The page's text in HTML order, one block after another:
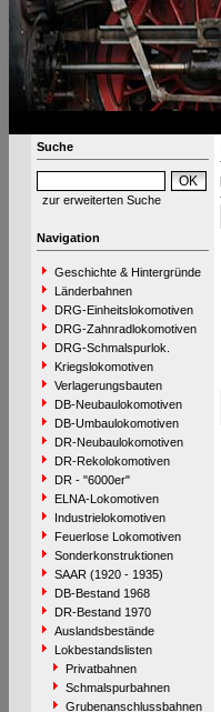
Suche
zur erweiterten Suche
Navigation
Geschichte & Hintergründe
Länderbahnen
DRG-Einheitslokomotiven
DRG-Zahnradlokomotiven
DRG-Schmalspurlok.
Kriegslokomotiven
Verlagerungsbauten
DB-Neubaulokomotiven
DB-Umbaulokomotiven
DR-Neubaulokomotiven
DR-Rekolokomotiven
DR - "6000er"
ELNA-Lokomotiven
Industrielokomotiven
Feuerlose Lokomotiven
Sonderkonstruktionen
SAAR (1920 - 1935)
DB-Bestand 1968
DR-Bestand 1970
Auslandsbestände
Lokbestandslisten
Privatbahnen
Schmalspurbahnen
Grubenanschlussbahnen